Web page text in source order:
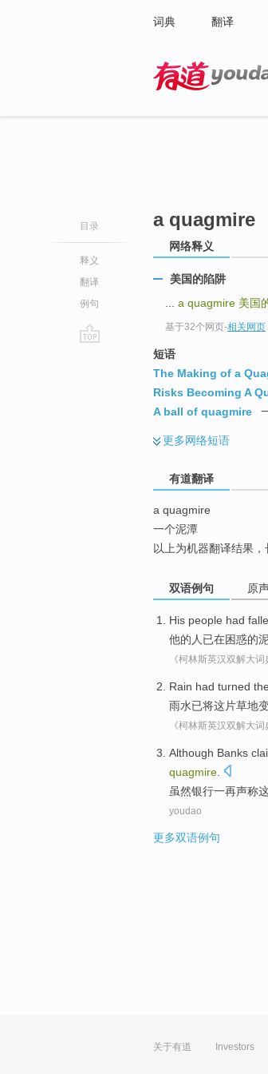
词典 翻译
目录
释义
翻译
例句
a quagmire
网络释义
美国的陷阱
a quagmire 美国
基于32个网页-相关网页
短语
The Making of a
Risks Becoming A
A ball of quagmire
更多网络短语
有道翻译
a quagmire
一个泥潭
以上为机器翻译结果
双语例句 原
His people had
他的 人 已在困惑的
《柯林斯英汉双解大词
Rain had turned the
雨水已将这片草地
《柯林斯英汉双解大词
Although Banks
quagmire
虽然银行一再声称
youdao
更多双语例句
关于有道 Investors